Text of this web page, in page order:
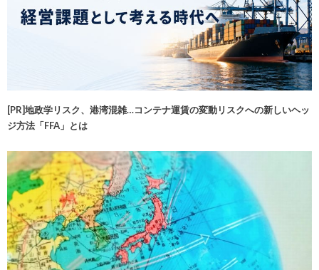
[PR]地政学リスク、港湾混雑…コンテナ運賃の変動リスクへの新しいヘッ
ジ方法「FFA」とは